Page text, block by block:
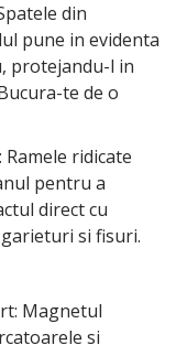
din
pune in evidenta
protejandu-l in
te de o
ridicate
pentru a
direct cu
si fisuri.
Magnetul
si